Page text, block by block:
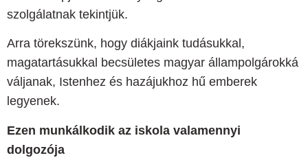
szolgálatnak tekintjük.
Arra törekszünk, hogy diákjaink tudásukkal,
magatartásukkal becsületes magyar állampolgárokká
váljanak, Istenhez és hazájukhoz hű emberek
legyenek.
Ezen munkálkodik az iskola valamennyi
dolgozója